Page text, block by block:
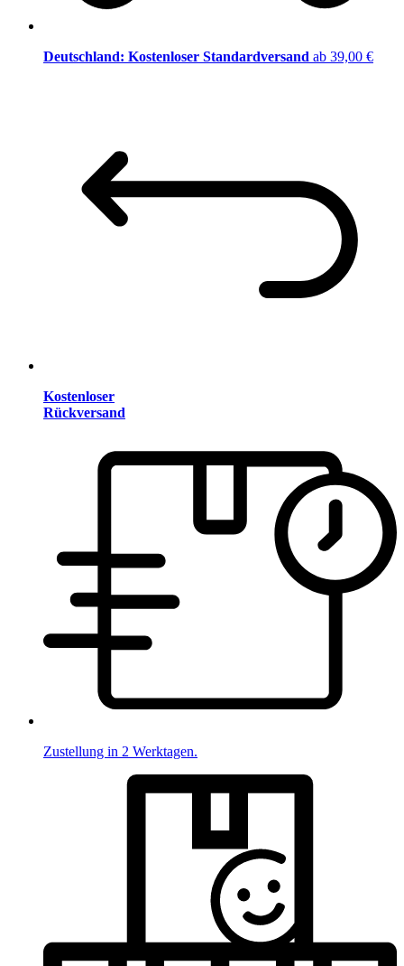
Deutschland: Kostenloser Standardversand ab 39,00 €
Kostenloser
Rückversand
Zustellung in 2 Werktagen.